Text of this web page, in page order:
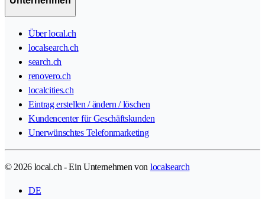
Über local.ch
localsearch.ch
search.ch
renovero.ch
localcities.ch
Eintrag erstellen / ändern / löschen
Kundencenter für Geschäftskunden
Unerwünschtes Telefonmarketing
© 2026 local.ch - Ein Unternehmen von localsearch
DE